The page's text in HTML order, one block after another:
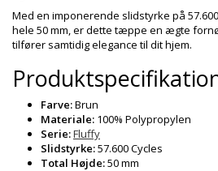
Med en imponerende slidstyrke på
hele 50 mm, er dette tæppe en ægte
tilfører samtidig elegance til dit hjem.
Farve:Brun
Materiale: 100% Polypropylen
Serie:Fluffy
Slidstyrke:57.600 Cycles
Total Højde:50 mm